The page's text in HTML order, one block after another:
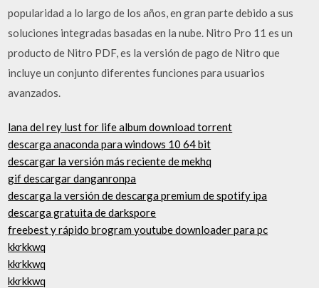
popularidad a lo largo de los años, en gran parte debido a sus
soluciones integradas basadas en la nube. Nitro Pro 11 es un
producto de Nitro PDF, es la versión de pago de Nitro que
incluye un conjunto diferentes funciones para usuarios
avanzados.
lana del rey lust for life album download torrent
descarga anaconda para windows 10 64 bit
descargar la versión más reciente de mekhq
gif descargar danganronpa
descarga la versión de descarga premium de spotify ipa
descarga gratuita de darkspore
freebest y rápido brogram youtube downloader para pc
kkrkkwq
kkrkkwq
kkrkkwq